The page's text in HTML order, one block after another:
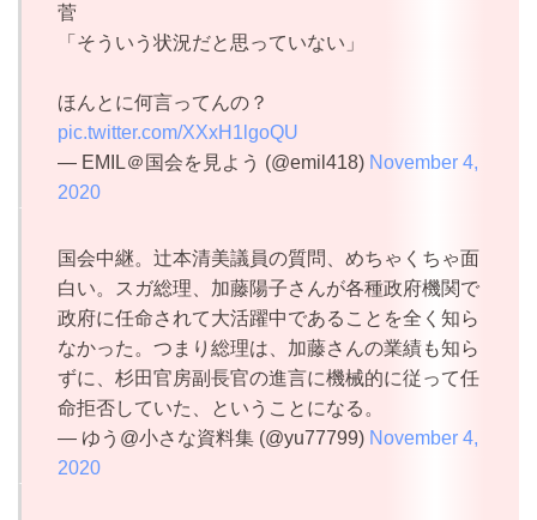
菅
「そういう状況だと思っていない」
ほんとに何言ってんの？
pic.twitter.com/XXxH1lgoQU
— EMIL＠国会を見よう (@emil418) November 4,
2020
国会中継。辻本清美議員の質問、めちゃくちゃ面
白い。スガ総理、加藤陽子さんが各種政府機関で
政府に任命されて大活躍中であることを全く知ら
なかった。つまり総理は、加藤さんの業績も知ら
ずに、杉田官房副長官の進言に機械的に従って任
命拒否していた、ということになる。
— ゆう@小さな資料集 (@yu77799) November 4,
2020